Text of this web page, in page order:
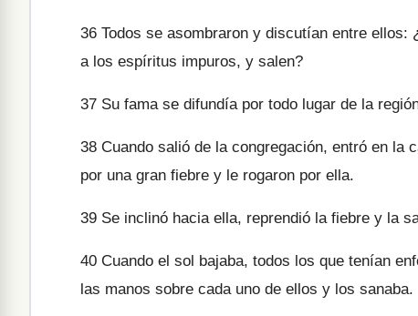
36 Todos se asombraron y discutían entre ellos:
a los espíritus impuros, y salen?
37 Su fama se difundía por todo lugar de la
38 Cuando salió de la congregación, entró en la
por una gran fiebre y le rogaron por ella.
39 Se inclinó hacia ella, reprendió la fiebre y la
40 Cuando el sol bajaba, todos los que tenían
las manos sobre cada uno de ellos y los sanaba.